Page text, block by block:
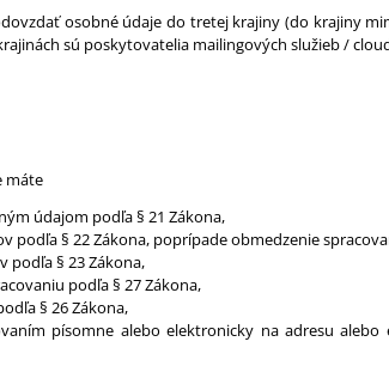
osobné údaje do tretej krajiny (do krajiny
sú poskytovatelia mailingových služieb /
máte
údajom podľa § 21 Zákona,
podľa § 22 Zákona, poprípade obmedzenie
podľa § 23 Zákona,
podľa § 27 Zákona,
§ 26 Zákona,
písomne alebo elektronicky na adresu